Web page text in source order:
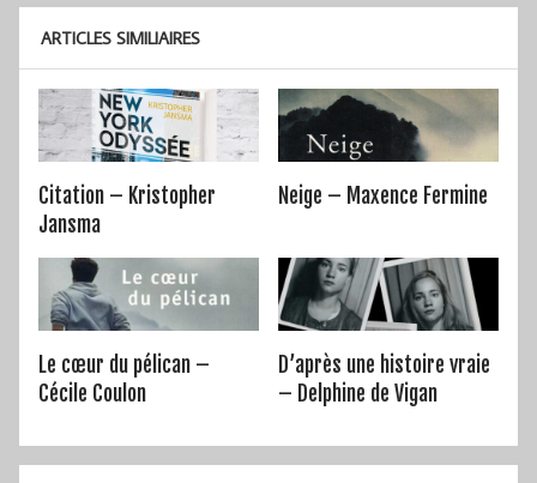
ARTICLES SIMILIAIRES
Citation – Kristopher
Jansma
Neige – Maxence Fermine
Le cœur du pélican –
Cécile Coulon
D’après une histoire vraie
– Delphine de Vigan